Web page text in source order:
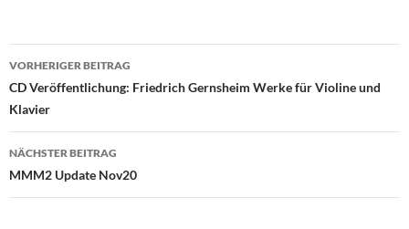
Beitragsnavigation
VORHERIGER BEITRAG
CD Veröffentlichung: Friedrich Gernsheim Werke für Violine und
Klavier
NÄCHSTER BEITRAG
MMM2 Update Nov20